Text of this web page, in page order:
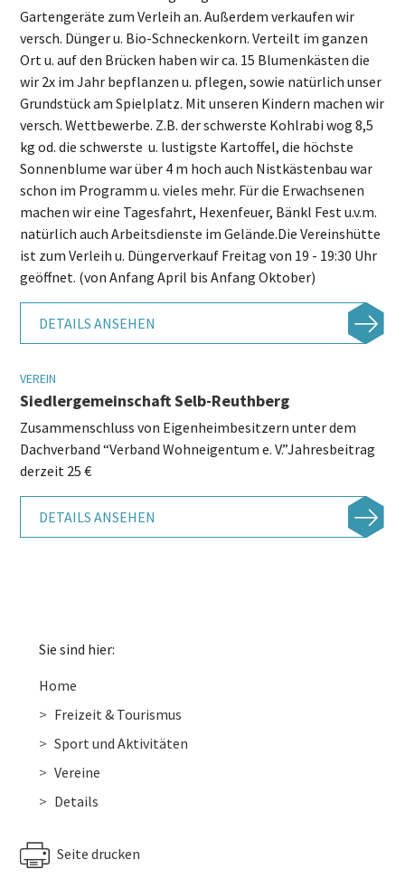
Gartengeräte zum Verleih an. Außerdem verkaufen wir
versch. Dünger u. Bio-Schneckenkorn. Verteilt im ganzen
Ort u. auf den Brücken haben wir ca. 15 Blumenkästen die
wir 2x im Jahr bepflanzen u. pflegen, sowie natürlich unser
Grundstück am Spielplatz. Mit unseren Kindern machen wir
versch. Wettbewerbe. Z.B. der schwerste Kohlrabi wog 8,5
kg od. die schwerste u. lustigste Kartoffel, die höchste
Sonnenblume war über 4 m hoch auch Nistkästenbau war
schon im Programm u. vieles mehr. Für die Erwachsenen
machen wir eine Tagesfahrt, Hexenfeuer, Bänkl Fest u.v.m.
natürlich auch Arbeitsdienste im Gelände.Die Vereinshütte
ist zum Verleih u. Düngerverkauf Freitag von 19 - 19:30 Uhr
geöffnet. (von Anfang April bis Anfang Oktober)
DETAILS ANSEHEN
VEREIN
Siedlergemeinschaft Selb-Reuthberg
Zusammenschluss von Eigenheimbesitzern unter dem
Dachverband “Verband Wohneigentum e. V.”Jahresbeitrag
derzeit 25 €
DETAILS ANSEHEN
Sie sind hier:
Home
Freizeit & Tourismus
Sport und Aktivitäten
Vereine
Details
Seite drucken